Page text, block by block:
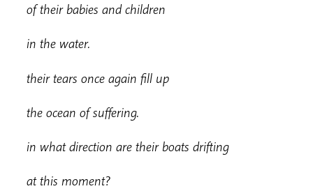
of their babies and children
in the water.
their tears once again fill up
the ocean of suffering.
in what direction are their boats drifting
at this moment?